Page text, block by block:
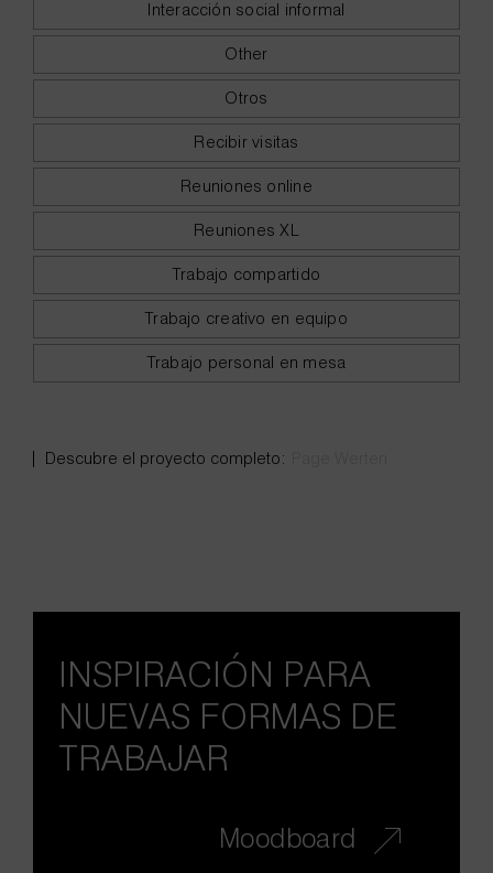
Interacción social informal
Other
Otros
Recibir visitas
Reuniones online
Reuniones XL
Trabajo compartido
Trabajo creativo en equipo
Trabajo personal en mesa
INSPIRACIÓN PARA
NUEVAS FORMAS DE
TRABAJAR
Moodboard